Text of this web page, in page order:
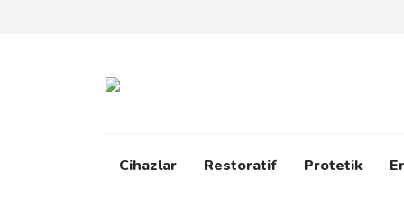
Cihazlar Restoratif Protetik